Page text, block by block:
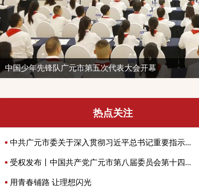
广元市各级少工委组织开展“
热点关注
中共广元市委关于深入贯彻习近平总书记重要指示...
受权发布丨中国共产党广元市第八届委员会第十四...
用青春铺路 让理想闪光